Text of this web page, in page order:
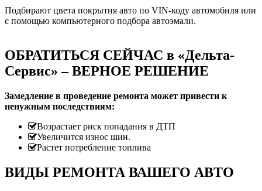
Подбирают цвета покрытия авто по VIN-коду автомобиля или
с помощью компьютерного подбора автоэмали.
ОБРАТИТЬСЯ СЕЙЧАС в «Дельта-
Сервис» – ВЕРНОЕ РЕШЕНИЕ
Замедление в проведение ремонта может привести к
ненужным последствиям:
Возрастает риск попадания в ДТП
Увеличится износ шин.
Растет потребление топлива
ВИДЫ РЕМОНТА ВАШЕГО АВТО